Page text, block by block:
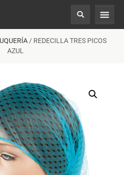
/ REDECILLA TRES PICOS
AZUL